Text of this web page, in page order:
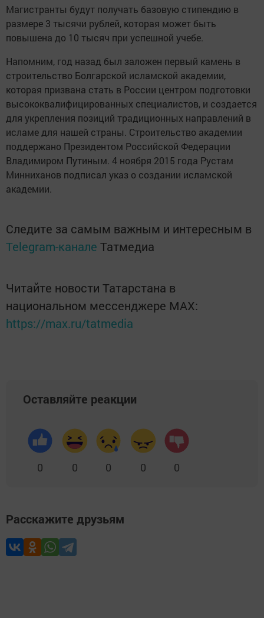
Магистранты будут получать базовую стипендию в
размере 3 тысячи рублей, которая может быть
повышена до 10 тысяч при успешной учебе.
Напомним, год назад был заложен первый камень в
строительство Болгарской исламской академии,
которая призвана стать в России центром подготовки
высококвалифицированных специалистов, и создается
для укрепления позиций традиционных направлений в
исламе для нашей страны. Строительство академии
поддержано Президентом Российской Федерации
Владимиром Путиным. 4 ноября 2015 года Рустам
Минниханов подписал указ о создании исламской
академии.
Следите за самым важным и интересным в
Telegram-канале Татмедиа
Читайте новости Татарстана в
национальном мессенджере MАХ:
https://max.ru/tatmedia
Оставляйте реакции
0 0 0 0 0
Расскажите друзьям